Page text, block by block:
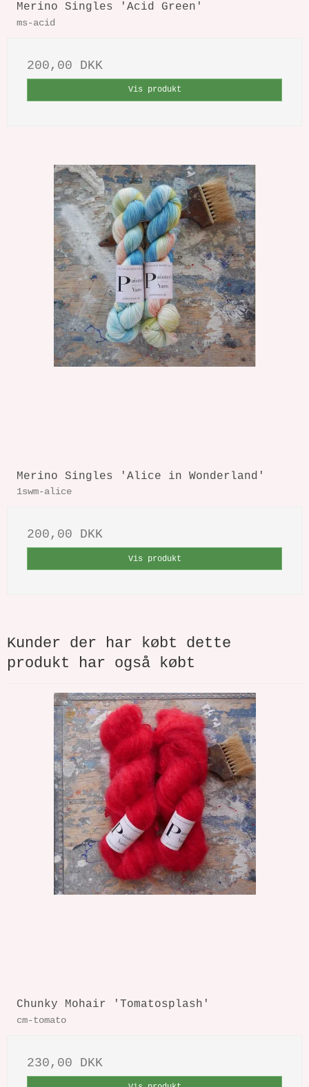
Merino Singles 'Acid Green'
ms-acid
200,00 DKK
Vis produkt
Merino Singles 'Alice in Wonderland'
1swm-alice
200,00 DKK
Vis produkt
Kunder der har købt dette
produkt har også købt
Chunky Mohair 'Tomatosplash'
cm-tomato
230,00 DKK